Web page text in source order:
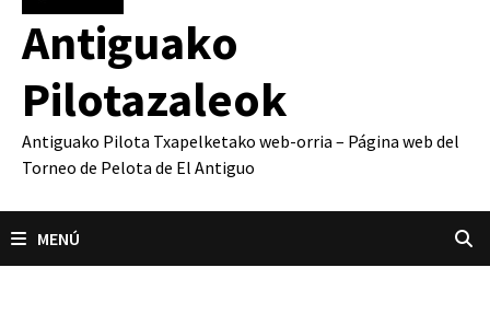
Antiguako
Pilotazaleok
Antiguako Pilota Txapelketako web-orria – Página web del
Torneo de Pelota de El Antiguo
MENÚ